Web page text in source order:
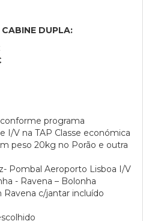
CABINE DUPLA:
programa
I/V na TAP Classe económica
peso 20kg no Porão e outra
Pombal Aeroporto Lisboa I/V
- Ravena – Bolonha
c/jantar incluído